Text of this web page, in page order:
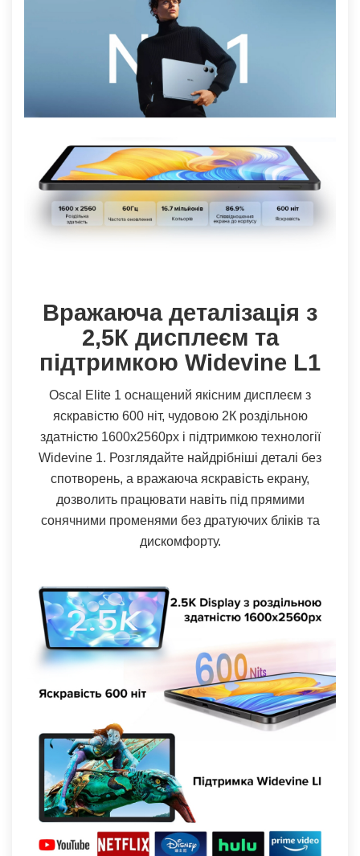
Вражаюча деталізація з
2,5К дисплеєм та
підтримкою Widevine L1
Oscal Elite 1 оснащений якісним дисплеєм з
яскравістю 600 ніт, чудовою 2К роздільною
здатністю 1600х2560px і підтримкою технології
Widevine 1. Розглядайте найдрібніші деталі без
спотворень, а вражаюча яскравість екрану,
дозволить працювати навіть під прямими
сонячними променями без дратуючих бліків та
дискомфорту.